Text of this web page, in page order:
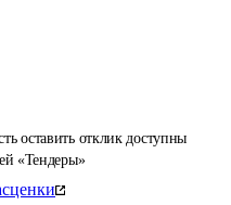
оставить отклик доступны
«Тендеры»